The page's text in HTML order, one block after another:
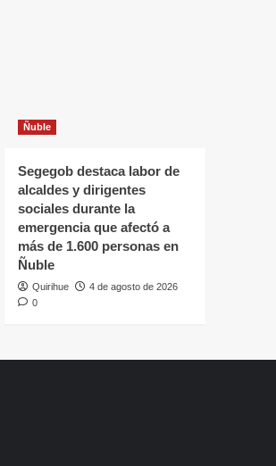
Ñuble
Segegob destaca labor de
alcaldes y dirigentes
sociales durante la
emergencia que afectó a
más de 1.600 personas en
Ñuble
Quirihue
4 de agosto de 2026
0